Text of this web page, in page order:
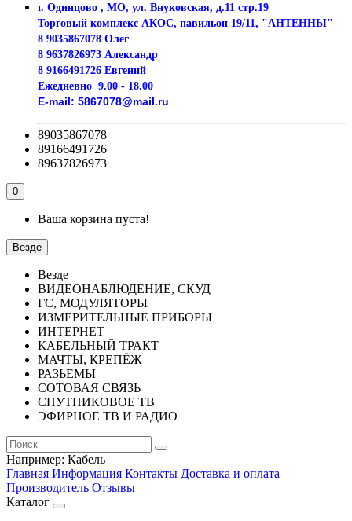
г. Одинцово , МО, ул. Внуковская, д.11 стр.19
Торговый комплекс АКОС, павильон 19/11, "АНТЕННЫ"
8 9035867078 Олег
8 9637826973 Александр
8 9166491726 Евгений
Ежедневно 9.00 - 18.00
E-mail: 5867078@mail.ru
89035867078
89166491726
89637826973
0
Ваша корзина пуста!
Везде
Везде
ВИДЕОНАБЛЮДЕНИЕ, СКУД
ГС, МОДУЛЯТОРЫ
ИЗМЕРИТЕЛЬНЫЕ ПРИБОРЫ
ИНТЕРНЕТ
КАБЕЛЬНЫЙ ТРАКТ
МАЧТЫ, КРЕПЁЖ
РАЗЬЕМЫ
СОТОВАЯ СВЯЗЬ
СПУТНИКОВОЕ ТВ
ЭФИРНОЕ ТВ И РАДИО
Например: Кабель
Главная Информация Контакты Доставка и оплата
Производитель Отзывы
Каталог